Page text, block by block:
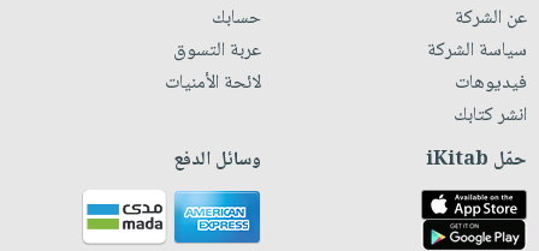
عن الشركة
سياسة الشركة
فيديوهات
انشر كتابك
حسابك
عربة التسوق
لائحة الأمنيات
حمّل iKitab وسائل الدفع